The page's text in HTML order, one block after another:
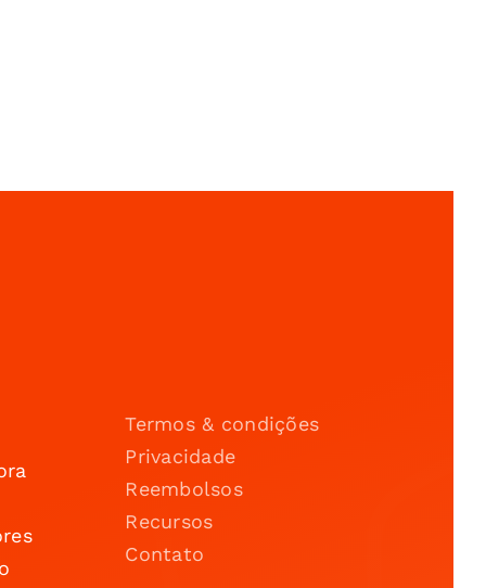
Termos & condições
Privacidade
Reembolsos
Recursos
Contato